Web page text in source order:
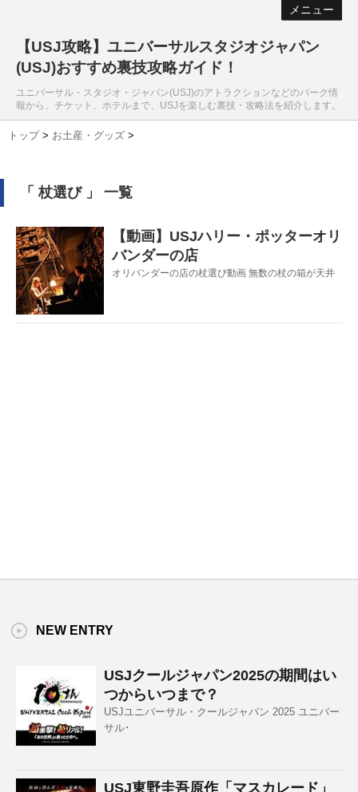
メニュー
【USJ攻略】ユニバーサルスタジオジャパン
(USJ)おすすめ裏技攻略ガイド！
ユニバーサル・スタジオ・ジャパン(USJ)のアトラクションなどのパーク情
報から、チケット、ホテルまで、USJを楽しむ裏技・攻略法を紹介します。
トップ > お土産・グッズ >
「 杖選び 」 一覧
【動画】USJハリー・ポッターオリ
バンダーの店
オリバンダーの店の杖選び動画 無数の杖の箱が天井
NEW ENTRY
USJクールジャパン2025の期間はい
つからいつまで？
USJユニバーサル・クールジャパン 2025 ユニバー
サル･
USJ東野圭吾原作「マスカレード」